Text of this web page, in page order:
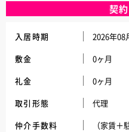
契
入居時期
2026年08
敷金
0ヶ月
礼金
0ヶ月
取引形態
代理
仲介手数料
（家賃